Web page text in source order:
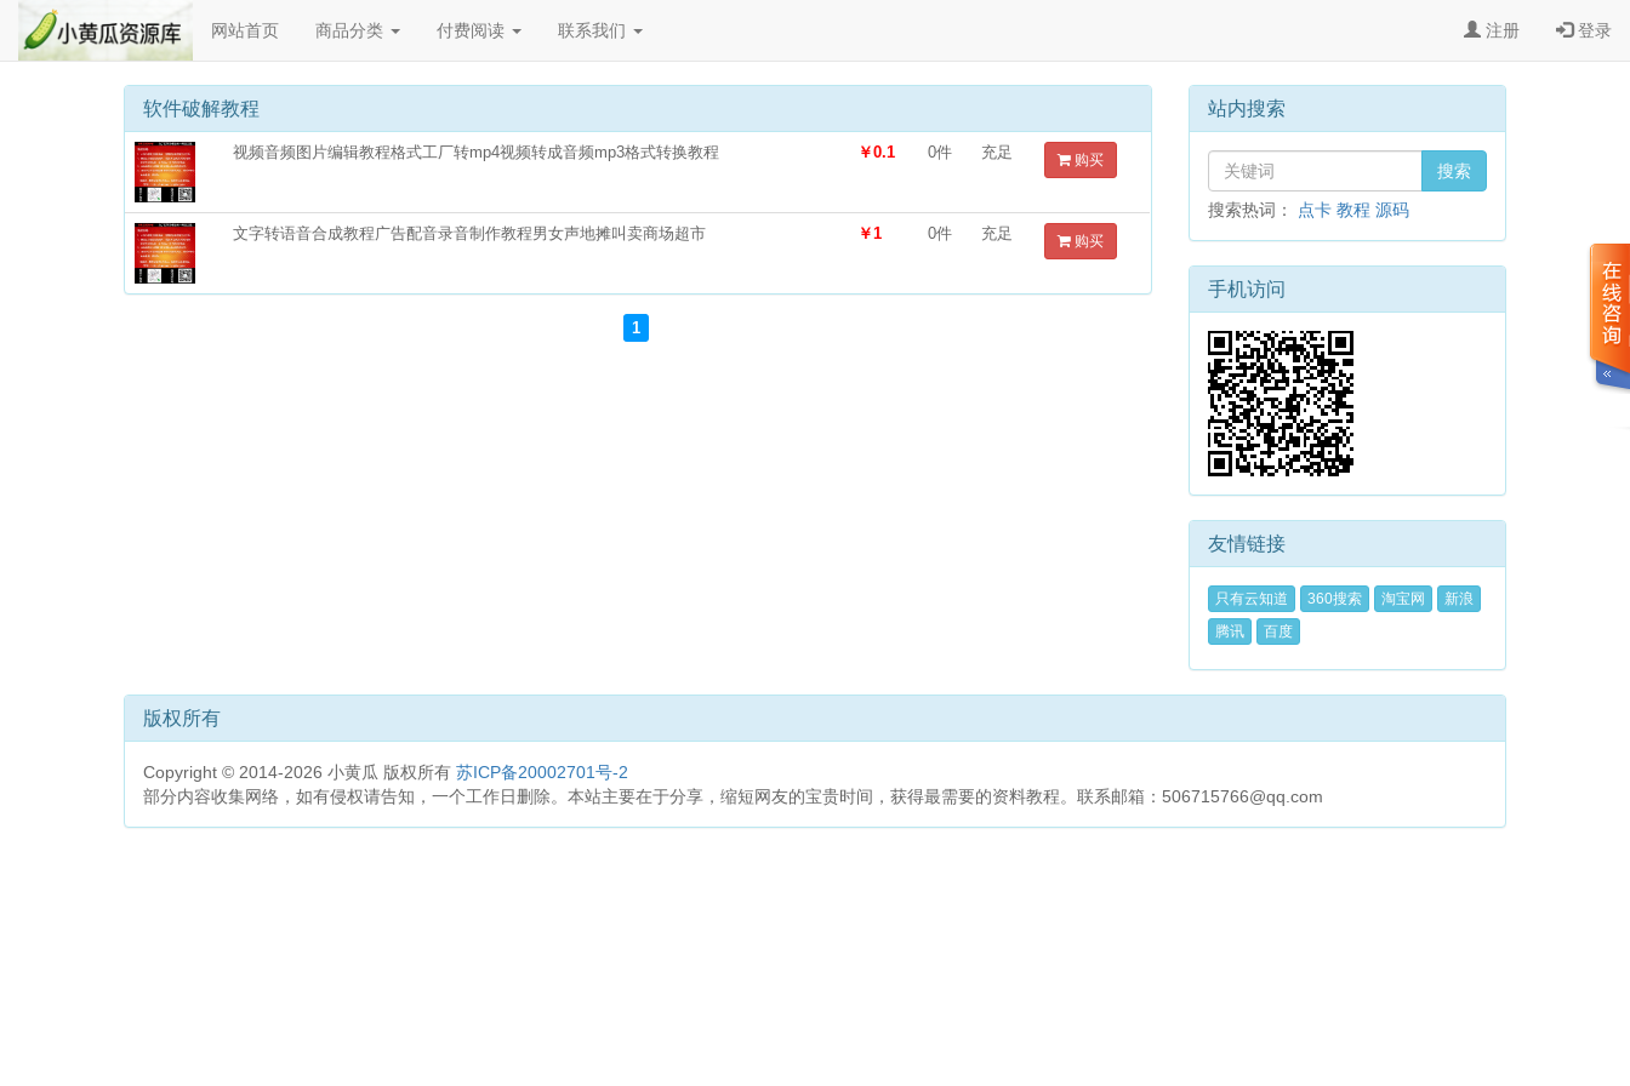
注册 登录
网站首页 商品分类 付费阅读 联系我们
软件破解教程
视频音频图片编辑教程格式工厂转mp4视频转成音频mp3格式转换教程 ￥0.1 0件 充足 购买
文字转语音合成教程广告配音录音制作教程男女声地摊叫卖商场超市 ￥1 0件 充足 购买
1
站内搜索
搜索
搜索热词：
点卡 教程 源码
手机访问
友情链接
只有云知道 360搜索 淘宝网
新浪
腾讯
百度
版权所有
Copyright © 2014-2026 小黄瓜 版权所有 苏ICP备20002701号-2
部分内容收集网络，如有侵权请告知，一个工作日删除。本站主要在于分享，缩短网友的宝贵时间，获得最需要的资料教程。联系邮箱：506715766@qq.com